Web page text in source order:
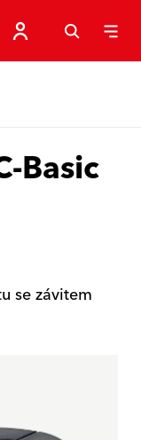
Basic
se závitem